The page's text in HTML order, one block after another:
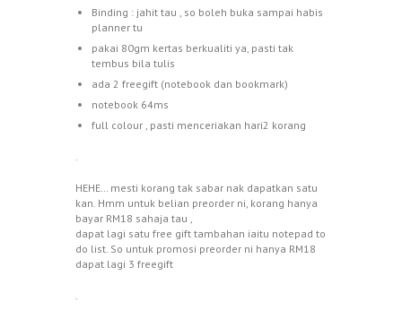
Binding : jahit tau , so boleh buka sampai habis
planner tu
pakai 80gm kertas berkualiti ya, pasti tak
tembus bila tulis
ada 2 freegift (notebook dan bookmark)
notebook 64ms
full colour , pasti menceriakan hari2 korang
.
HEHE… mesti korang tak sabar nak dapatkan satu
kan. Hmm untuk belian preorder ni, korang hanya
bayar RM18 sahaja tau ,
dapat lagi satu free gift tambahan iaitu notepad to
do list. So untuk promosi preorder ni hanya RM18
dapat lagi 3 freegift
.